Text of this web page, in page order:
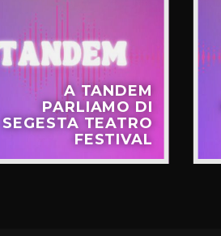
A TANDEM
PARLIAMO DI
SEGESTA TEATRO
FESTIVAL